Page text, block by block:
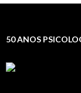
50 ANOS